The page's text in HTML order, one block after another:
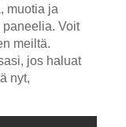
muotia ja
paneelia. Voit
meiltä.
jos haluat
nyt,